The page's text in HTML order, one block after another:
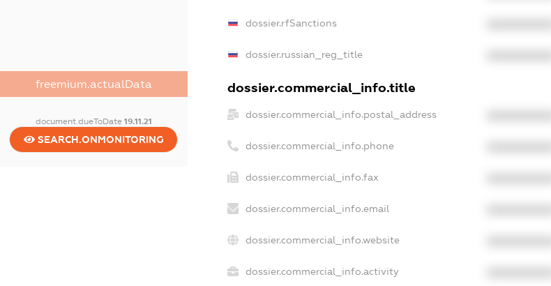
freemium.actualData
document.dueToDate 19.11.21
SEARCH.ONMONITORING
dossier.rfSanctions
dossier.russian_reg_title
dossier.commercial_info.title
dossier.commercial_info.postal_address
dossier.commercial_info.phone
dossier.commercial_info.fax
dossier.commercial_info.email
dossier.commercial_info.website
dossier.commercial_info.activity